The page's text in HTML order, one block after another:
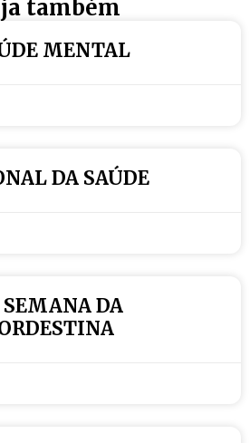
também
MENTAL
DA SAÚDE
DA